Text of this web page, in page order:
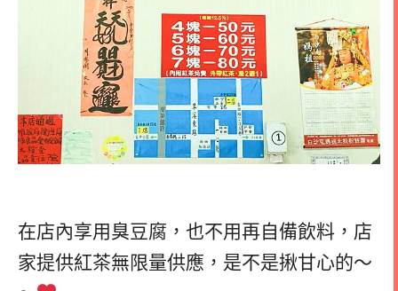
在店內享用臭豆腐，也不用再自備飲料，店
家提供紅茶無限量供應，是不是揪甘心的～